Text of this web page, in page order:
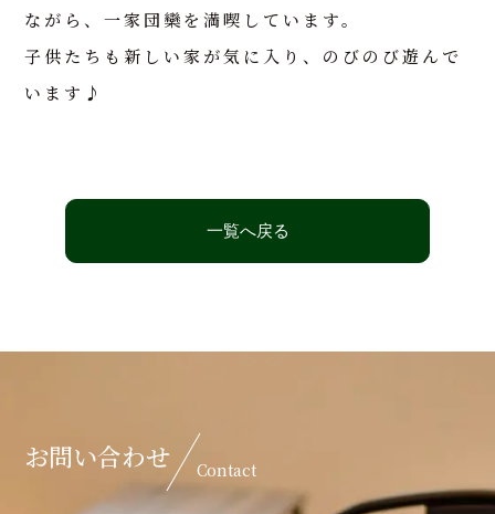
ながら、一家団欒を満喫しています。
子供たちも新しい家が気に入り、のびのび遊んで
います♪
一覧へ戻る
お問い合わせ Contact